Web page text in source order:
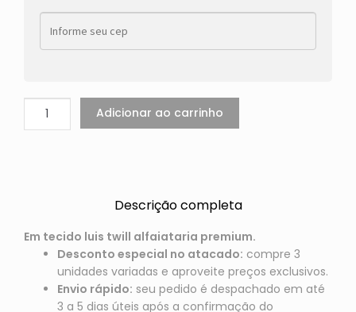
Adicionar ao carrinho
Descrição completa
Em tecido luis twill alfaiataria premium.
Desconto especial no atacado: compre 3
unidades variadas e aproveite preços exclusivos.
Envio rápido: seu pedido é despachado em até
3 a 5 dias úteis após a confirmação do